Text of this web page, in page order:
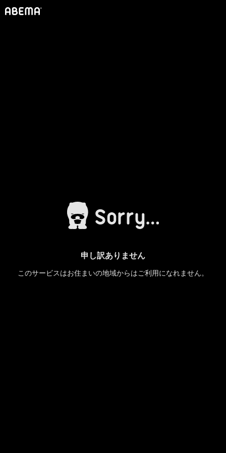
申し訳ありません
このサービスはお住まいの地域からはご利用になれません。